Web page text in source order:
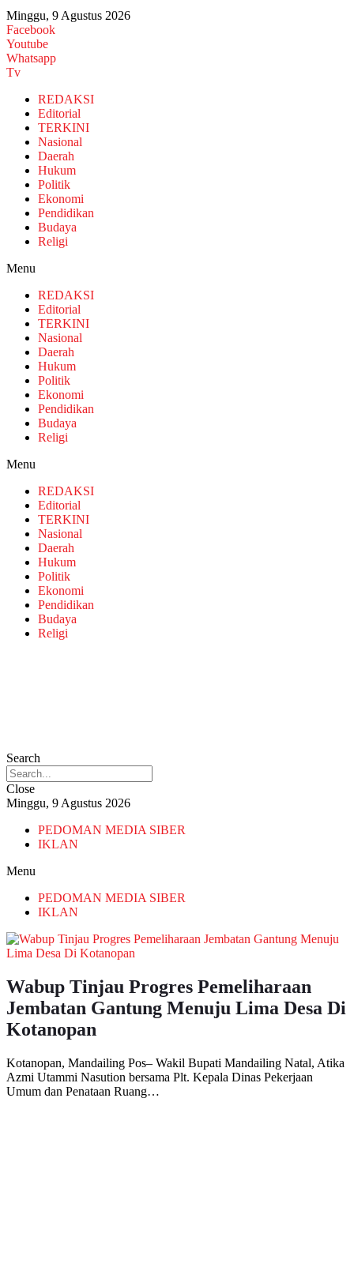
Minggu, 9 Agustus 2026
Facebook
Youtube
Whatsapp
Tv
REDAKSI
Editorial
TERKINI
Nasional
Daerah
Hukum
Politik
Ekonomi
Pendidikan
Budaya
Religi
Menu
REDAKSI
Editorial
TERKINI
Nasional
Daerah
Hukum
Politik
Ekonomi
Pendidikan
Budaya
Religi
Menu
REDAKSI
Editorial
TERKINI
Nasional
Daerah
Hukum
Politik
Ekonomi
Pendidikan
Budaya
Religi
Search
Close
Minggu, 9 Agustus 2026
PEDOMAN MEDIA SIBER
IKLAN
Menu
PEDOMAN MEDIA SIBER
IKLAN
Wabup Tinjau Progres Pemeliharaan
Jembatan Gantung Menuju Lima Desa Di
Kotanopan
Kotanopan, Mandailing Pos– Wakil Bupati Mandailing Natal, Atika
Azmi Utammi Nasution bersama Plt. Kepala Dinas Pekerjaan
Umum dan Penataan Ruang…